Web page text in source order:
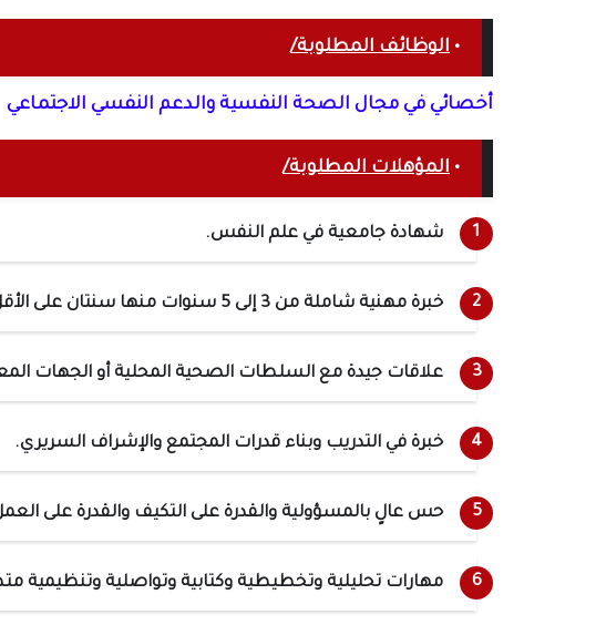
• الوظائف المطلوبة/
أخصائي في مجال الصحة النفسية والدعم النفسي الاجتماعي
• المؤهلات المطلوبة/
شهادة جامعية في علم النفس.
خبرة مهنية شاملة من 3 إلى 5 سنوات منها سنتان على الأقل في برامج الدعم النفسي والاجتماعي.
علاقات جيدة مع السلطات الصحية المحلية أو الجهات
خبرة في التدريب وبناء قدرات المجتمع والإشراف السريري.
حس عالٍ بالمسؤولية والقدرة على التكيف والقدرة على
مهارات تحليلية وتخطيطية وكتابية وتواصلية وتنظيمية